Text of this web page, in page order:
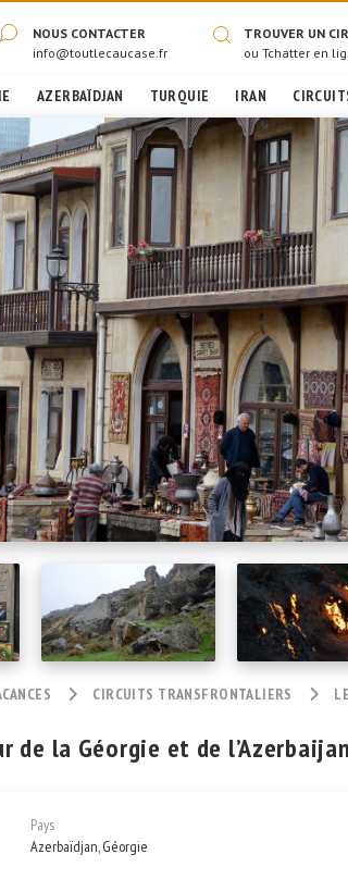
NOUS CONTACTER
info@toutlecaucase.fr
TROUVER UN
ou Tchatter en
AZERBAÏDJAN TURQUIE IRAN
CIRCUITS TRANSFRONTALIERS
de la Géorgie et de
Pays
Azerbaïdjan, Géorgie